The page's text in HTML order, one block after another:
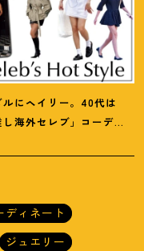
ルにヘイリー。40代は
し海外セレブ」コーデ】
！
ディネート
ジュエリー